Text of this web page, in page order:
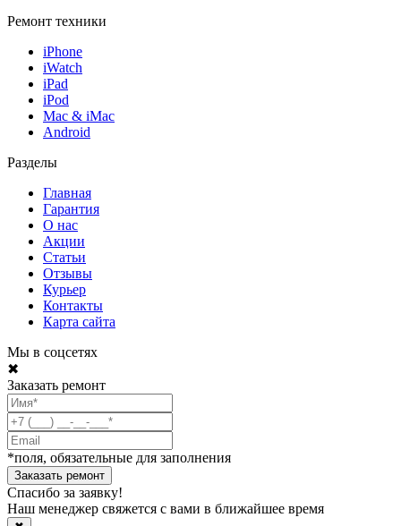
Ремонт техники
iPhone
iWatch
iPad
iPod
Mac & iMac
Android
Разделы
Главная
Гарантия
О нас
Акции
Статьи
Отзывы
Курьер
Контакты
Карта сайта
Мы в соцсетях
✖
Заказать ремонт
*поля, обязательные для заполнения
Спасибо за заявку!
Наш менеджер свяжется с вами в ближайшее время